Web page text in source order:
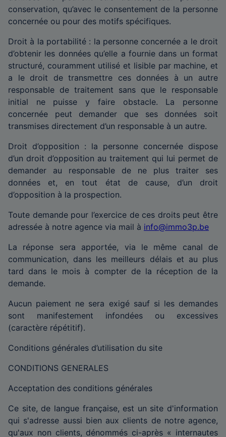
conservation, qu’avec le consentement de la personne
concernée ou pour des motifs spécifiques.
Droit à la portabilité : la personne concernée a le droit
d’obtenir les données qu’elle a fournie dans un format
structuré, couramment utilisé et lisible par machine, et
a le droit de transmettre ces données à un autre
responsable de traitement sans que le responsable
initial ne puisse y faire obstacle. La personne
concernée peut demander que ses données soit
transmises directement d’un responsable à un autre.
Droit d’opposition : la personne concernée dispose
d’un droit d’opposition au traitement qui lui permet de
demander au responsable de ne plus traiter ses
données et, en tout état de cause, d’un droit
d’opposition à la prospection.
Toute demande pour l’exercice de ces droits peut être
adressée à notre agence via mail à info@immo3p.be
La réponse sera apportée, via le même canal de
communication, dans les meilleurs délais et au plus
tard dans le mois à compter de la réception de la
demande.
Aucun paiement ne sera exigé sauf si les demandes
sont manifestement infondées ou excessives
(caractère répétitif).
Conditions générales d’utilisation du site
CONDITIONS GENERALES
Acceptation des conditions générales
Ce site, de langue française, est un site d'information
qui s'adresse aussi bien aux clients de notre agence,
qu'aux non clients, dénommés ci-après « internautes